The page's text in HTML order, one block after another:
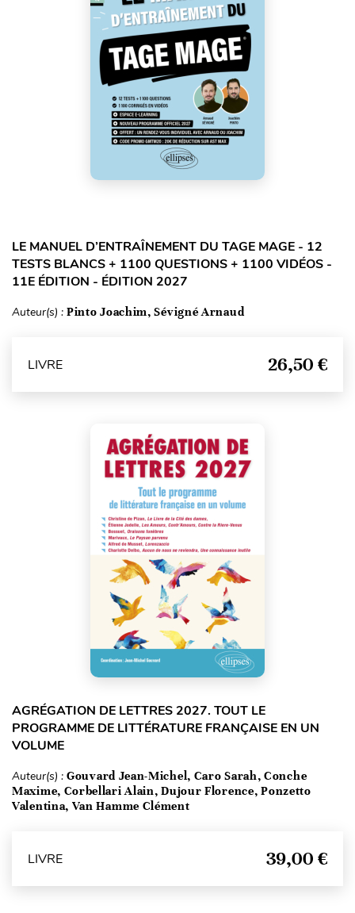
LE MANUEL D’ENTRAÎNEMENT DU TAGE MAGE - 12
TESTS BLANCS + 1100 QUESTIONS + 1100 VIDÉOS -
11E ÉDITION - ÉDITION 2027
Auteur(s) : Pinto Joachim, Sévigné Arnaud
LIVRE 26,50 €
AGRÉGATION DE LETTRES 2027. TOUT LE
PROGRAMME DE LITTÉRATURE FRANÇAISE EN UN
VOLUME
Auteur(s) : Gouvard Jean-Michel, Caro Sarah, Conche
Maxime, Corbellari Alain, Dujour Florence, Ponzetto
Valentina, Van Hamme Clément
LIVRE 39,00 €